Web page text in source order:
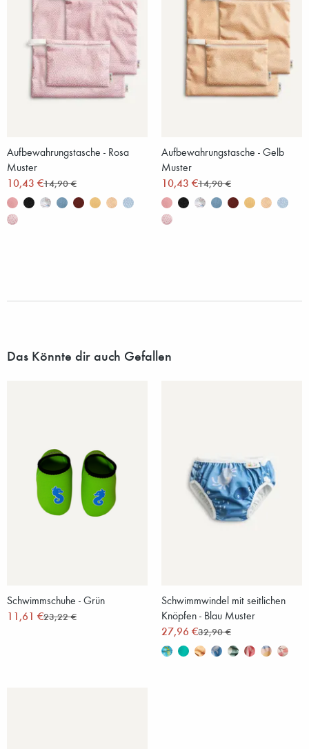
Aufbewahrungstasche - Rosa
Muster
10,43 €14,90 €
Aufbewahrungstasche - Gelb
Muster
10,43 €14,90 €
Das Könnte dir auch Gefallen
Schwimmschuhe - Grün
11,61 €23,22 €
Schwimmwindel mit seitlichen
Knöpfen - Blau Muster
27,96 €32,90 €